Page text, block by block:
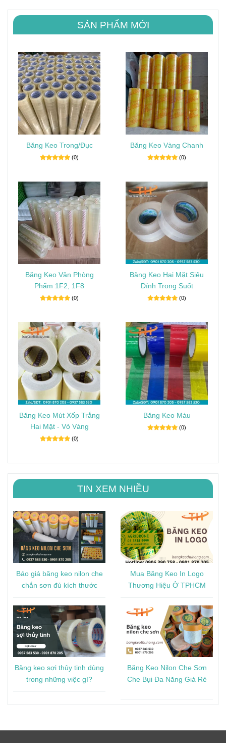
SẢN PHẨM MỚI
Băng Keo Trong/Đục
(0)
Băng Keo Vàng Chanh
(0)
Băng Keo Văn Phòng
Phẩm 1F2, 1F8
(0)
Băng Keo Hai Mặt Siêu
Dính Trong Suốt
(0)
Băng Keo Mút Xốp Trắng
Hai Mặt - Vỏ Vàng
(0)
Băng Keo Màu
(0)
TIN XEM NHIỀU
Báo giá băng keo nilon che
chắn sơn đủ kích thước
Mua Băng Keo In Logo
Thương Hiệu Ở TPHCM
Băng keo sợi thủy tinh dùng
trong những việc gì?
Băng Keo Nilon Che Sơn
Che Bụi Đa Năng Giá Rẻ